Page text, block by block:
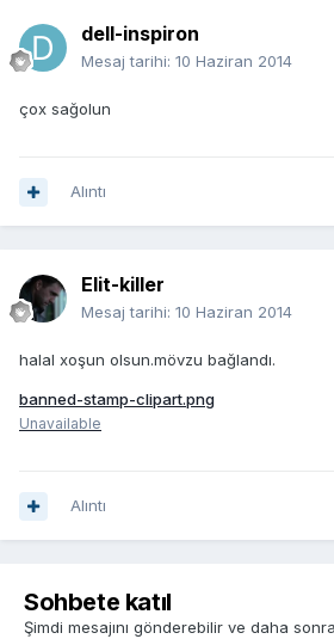
dell-inspiron
Mesaj tarihi: 10 Haziran 2014
çox sağolun
Alıntı
Elit-killer
Mesaj tarihi: 10 Haziran 2014
halal xoşun olsun.mövzu bağlandı.
banned-stamp-clipart.png
Unavailable
Alıntı
Sohbete katıl
Şimdi mesajını gönderebilir ve daha